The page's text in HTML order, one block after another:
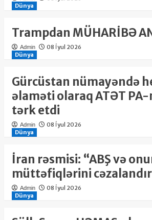
Dünya
Trampdan MÜHARİBƏ
Admin
08 İyul 2026
Dünya
Gürcüstan nümayəndə
əlaməti olaraq ATƏT PA-
tərk etdi
Admin
08 İyul 2026
Dünya
İran rəsmisi: “ABŞ və
müttəfiqlərini
Admin
08 İyul 2026
Dünya